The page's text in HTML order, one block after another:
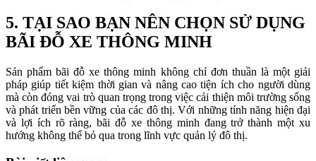
5. TẠI SAO BẠN NÊN CHỌN SỬ DỤNG
BÃI ĐỖ XE THÔNG MINH
Sản phẩm bãi đỗ xe thông minh không chỉ đơn thuần là một giải
pháp giúp tiết kiệm thời gian và nâng cao tiện ích cho người dùng
mà còn đóng vai trò quan trọng trong việc cải thiện môi trường sống
và phát triển bền vững của các đô thị. Với những tính năng hiện đại
và lợi ích rõ ràng, bãi đỗ xe thông minh đang trở thành một xu
hướng không thể bỏ qua trong lĩnh vực quản lý đô thị.